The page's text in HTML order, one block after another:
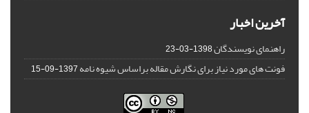
آخرین اخبار
راهنمای نویسندگان1398-03-23
فونت های مورد نیاز برای نگارش مقاله براساس شیوه نامه1397-09-15